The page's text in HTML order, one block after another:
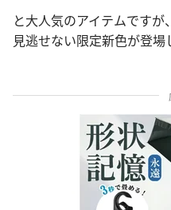
と大人気のアイテムです
見逃せない限定新色が登